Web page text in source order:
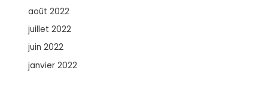
août 2022
juillet 2022
juin 2022
janvier 2022